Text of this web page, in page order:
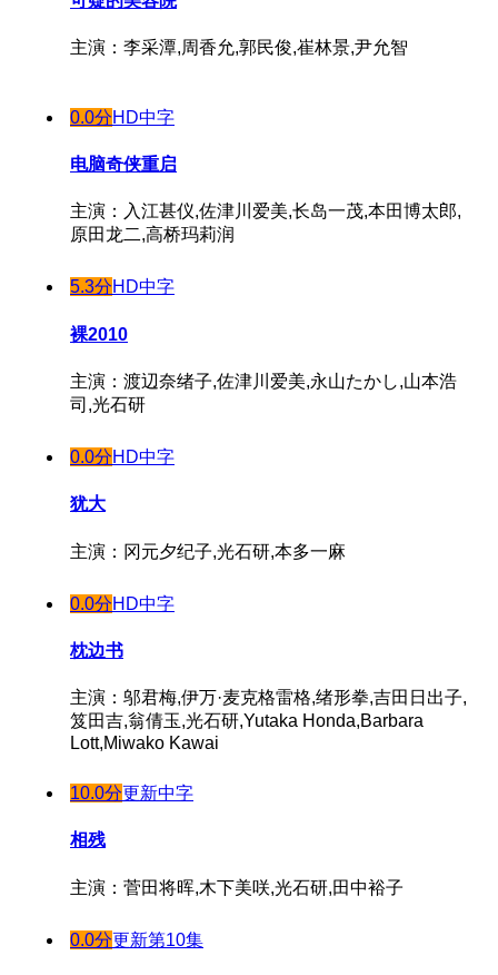
主演：李采潭,周香允,郭民俊,崔林景,尹允智
0.0分HD中字
电脑奇侠重启
主演：入江甚仪,佐津川爱美,长岛一茂,本田博太郎,
原田龙二,高桥玛莉润
5.3分HD中字
裸2010
主演：渡辺奈绪子,佐津川爱美,永山たかし,山本浩
司,光石研
0.0分HD中字
犹大
主演：冈元夕纪子,光石研,本多一麻
0.0分HD中字
枕边书
主演：邬君梅,伊万·麦克格雷格,绪形拳,吉田日出子,
笈田吉,翁倩玉,光石研,Yutaka Honda,Barbara
Lott,Miwako Kawai
10.0分更新中字
相残
主演：菅田将晖,木下美咲,光石研,田中裕子
0.0分更新第10集